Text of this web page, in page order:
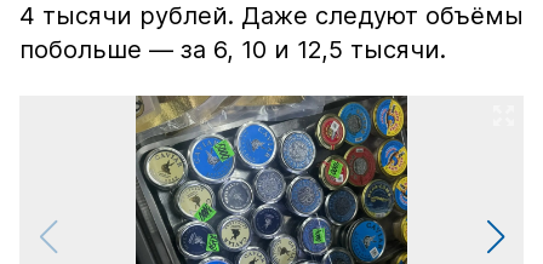
4 тысячи рублей. Даже следуют объёмы
побольше — за 6, 10 и 12,5 тысячи.